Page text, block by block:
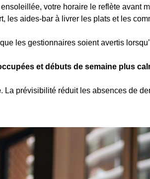
votre horaire le reflète avant
les aides-bar à livrer les plats et les
les gestionnaires soient avertis
et débuts de semaine plus
. La prévisibilité réduit les absences de